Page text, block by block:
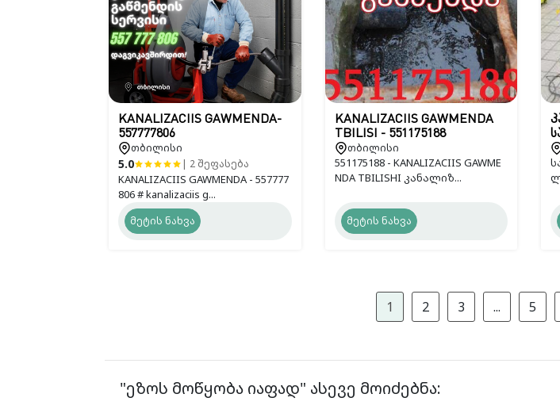
KANALIZACIIS GAWMENDA-
557777806
თბილისი
5.0 | 2 შეფასება
KANALIZACIIS GAWMENDA - 557777
806 # kanalizaciis g...
მეტის ნახვა
KANALIZACIIS GAWMENDA
TBILISI - 551175188
თბილისი
551175188 - KANALIZACIIS GAWME
NDA TBILISHI კანალიზ...
მეტის ნახვა
1 2 3 ... 5
"ეზოს მოწყობა იაფად" ასევე მოიძებნა: